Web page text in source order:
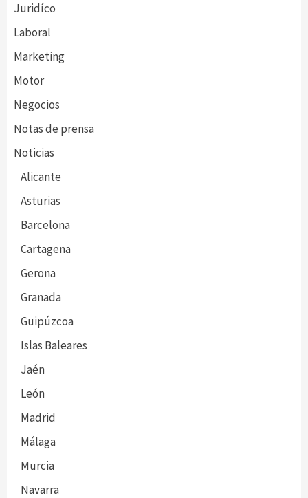
Juridíco
Laboral
Marketing
Motor
Negocios
Notas de prensa
Noticias
Alicante
Asturias
Barcelona
Cartagena
Gerona
Granada
Guipúzcoa
Islas Baleares
Jaén
León
Madrid
Málaga
Murcia
Navarra